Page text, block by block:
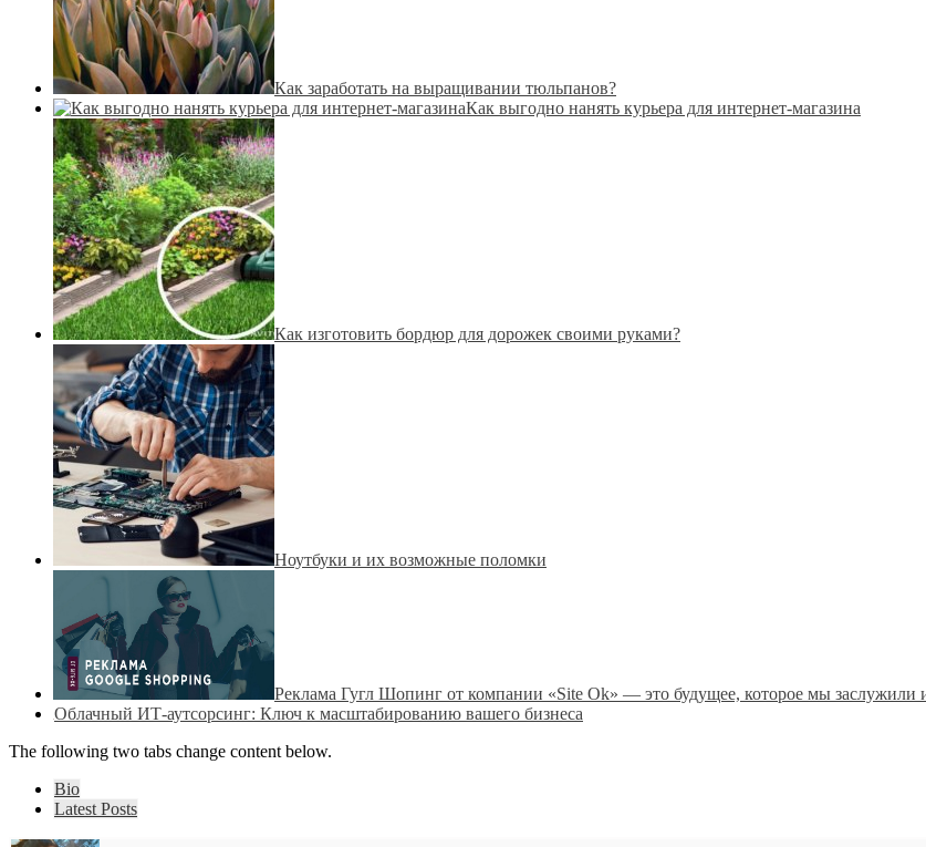
Как заработать на выращивании тюльпанов?
Как выгодно нанять курьера для интернет-магазина
Как изготовить бордюр для дорожек своими руками?
Ноутбуки и их возможные поломки
Реклама Гугл Шопинг от компании «Site Ok» — это будущее, которое мы заслужили
Облачный ИТ-аутсорсинг: Ключ к масштабированию вашего бизнеса
The following two tabs change content below.
Bio
Latest Posts